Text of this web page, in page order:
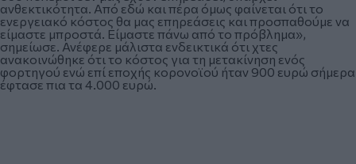
ανθεκτικότητα. Από εδώ και πέρα όμως φαίνεται ότι το
ενεργειακό κόστος θα μας επηρεάσεις και προσπαθούμε να
είμαστε μπροστά. Είμαστε πάνω από το πρόβλημα»,
σημείωσε. Ανέφερε μάλιστα ενδεικτικά ότι χτες
ανακοινώθηκε ότι το κόστος για τη μετακίνηση ενός
φορτηγού ενώ επί εποχής κορονοϊού ήταν 900 ευρώ σήμερα
έφτασε πια τα 4.000 ευρώ.